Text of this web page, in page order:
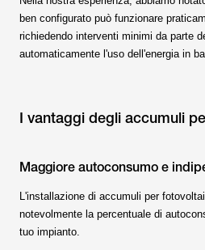
ben configurato può funzionare
richiedendo interventi minimi da parte
automaticamente l'uso dell'energia in
I vantaggi degli accumuli
Maggiore autoconsumo e
L'installazione di accumuli per
notevolmente la percentuale di
tuo impianto.